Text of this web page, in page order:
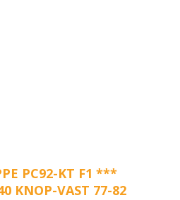
PC92-KT F1 ***
KNOP-VAST 77-82